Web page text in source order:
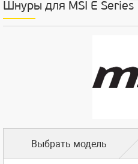
Шнуры для MSI E Series
Выбрать модель